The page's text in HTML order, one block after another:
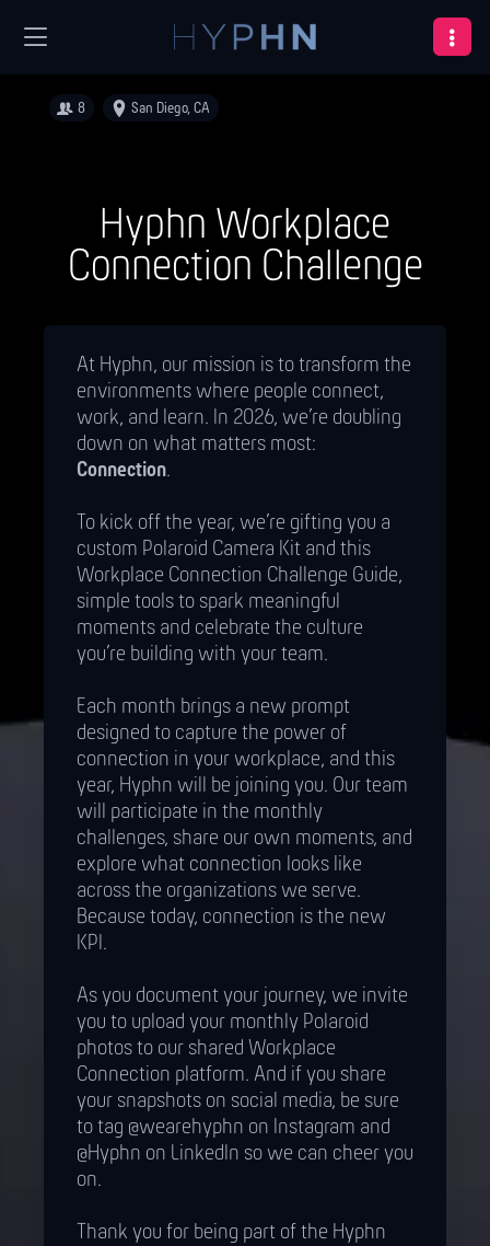
8 San Diego, CA
Hyphn Workplace
Connection Challenge
At Hyphn, our mission is to transform the
environments where people connect,
work, and learn. In 2026, we’re doubling
down on what matters most:
Connection.
To kick off the year, we’re gifting you a
custom Polaroid Camera Kit and this
Workplace Connection Challenge Guide,
simple tools to spark meaningful
moments and celebrate the culture
you’re building with your team.
Each month brings a new prompt
designed to capture the power of
connection in your workplace, and this
year, Hyphn will be joining you. Our team
will participate in the monthly
challenges, share our own moments, and
explore what connection looks like
across the organizations we serve.
Because today, connection is the new
KPI.
As you document your journey, we invite
you to upload your monthly Polaroid
photos to our shared Workplace
Connection platform. And if you share
your snapshots on social media, be sure
to tag @wearehyphn on Instagram and
@Hyphn on LinkedIn so we can cheer you
on.
Thank you for being part of the Hyphn